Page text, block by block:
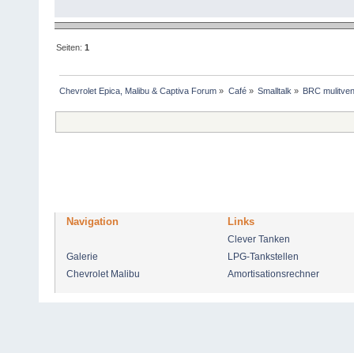
Seiten:1
Chevrolet Epica, Malibu & Captiva Forum » Café» Smalltalk » BRC
Navigation Links
Clever Tanken
Galerie
LPG-Tankstellen
Chevrolet Malibu
Amortisationsrechner